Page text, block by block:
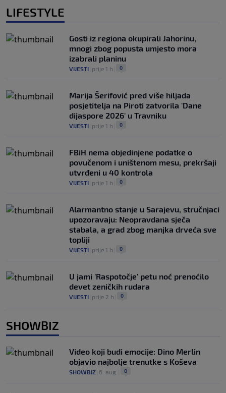
LIFESTYLE
Gosti iz regiona okupirali Jahorinu,
mnogi zbog popusta umjesto mora
izabrali planinu
VIJESTI prije 1 h 0
Marija Šerifović pred više hiljada
posjetitelja na Piroti zatvorila 'Dane
dijaspore 2026' u Travniku
VIJESTI prije 1 h 0
FBiH nema objedinjene podatke o
povučenom i uništenom mesu, prekršaji
utvrđeni u 40 kontrola
VIJESTI prije 1 h 0
Alarmantno stanje u Sarajevu, stručnjaci
upozoravaju: Neopravdana sječa
stabala, a grad zbog manjka drveća sve
topliji
VIJESTI prije 1 h 0
U jami 'Raspotočje' petu noć prenoćilo
devet zeničkih rudara
VIJESTI prije 2 h 0
SHOWBIZ
Video koji budi emocije: Dino Merlin
objavio najbolje trenutke s Koševa
SHOWBIZ 6. aug. 0